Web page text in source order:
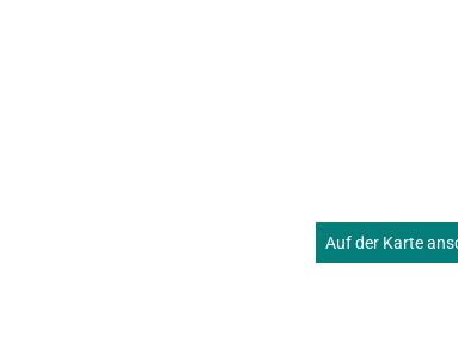
Auf der Karte